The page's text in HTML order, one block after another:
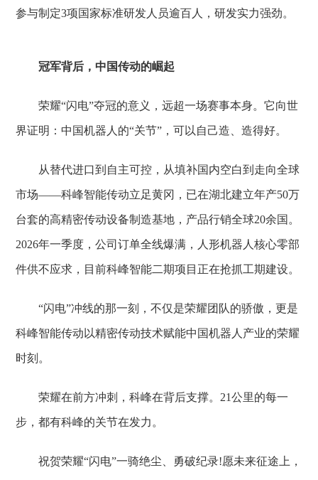
参与制定3项国家标准研发人员逾百人，研发实力强劲。
冠军背后，中国传动的崛起
荣耀“闪电”夺冠的意义，远超一场赛事本身。它向世
界证明：中国机器人的“关节”，可以自己造、造得好。
从替代进口到自主可控，从填补国内空白到走向全球
市场——科峰智能传动立足黄冈，已在湖北建立年产50万
台套的高精密传动设备制造基地，产品行销全球20余国。
2026年一季度，公司订单全线爆满，人形机器人核心零部
件供不应求，目前科峰智能二期项目正在抢抓工期建设。
“闪电”冲线的那一刻，不仅是荣耀团队的骄傲，更是
科峰智能传动以精密传动技术赋能中国机器人产业的荣耀
时刻。
荣耀在前方冲刺，科峰在背后支撑。21公里的每一
步，都有科峰的关节在发力。
祝贺荣耀“闪电”一骑绝尘、勇破纪录!愿未来征途上，